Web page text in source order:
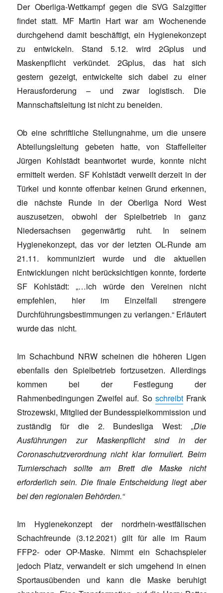
Der Oberliga-Wettkampf gegen die SVG Salzgitter
findet statt. MF Martin Hart war am Wochenende
durchgehend damit beschäftigt, ein Hygienekonzept
zu entwickeln. Stand 5.12. wird 2Gplus und
Maskenpflicht verkündet. 2Gplus, das hat sich
gestern gezeigt, entwickelte sich dabei zu einer
Herausforderung – und zwar logistisch. Die
Mannschaftsleitung ist nicht zu beneiden.
Ob eine schriftliche Stellungnahme, um die unsere
Abteilungsleitung gebeten hatte, von Staffelleiter
Jürgen Kohlstädt beantwortet wurde, konnte nicht
ermittelt werden. SF Kohlstädt verweilt derzeit in der
Türkei und konnte offenbar keinen Grund erkennen,
die nächste Runde in der Oberliga Nord West
auszusetzen, obwohl der Spielbetrieb in ganz
Niedersachsen gegenwärtig ruht. In seinem
Hygienekonzept, das vor der letzten OL-Runde am
21.11. kommuniziert wurde und die aktuellen
Entwicklungen nicht berücksichtigen konnte, forderte
SF Kohlstädt: „…ich würde den Vereinen nicht
empfehlen, hier im Einzelfall strengere
Durchführungsbestimmungen zu verlangen.“ Erläutert
wurde das nicht.
Im Schachbund NRW scheinen die höheren Ligen
ebenfalls den Spielbetrieb fortzusetzen. Allerdings
kommen bei der Festlegung der
Rahmenbedingungen Zweifel auf. So schreibtFrank
Strozewski, Mitglied der Bundesspielkommission und
zuständig für die 2. Bundesliga West: „Die
Ausführungen zur Maskenpflicht sind in der
Coronaschutzverordnung nicht klar formuliert. Beim
Turnierschach sollte am Brett die Maske nicht
erforderlich sein. Die finale Entscheidung liegt aber
bei den regionalen Behörden.“
Im Hygienekonzept der nordrhein-westfälischen
Schachfreunde (3.12.2021) gilt für alle im Raum
FFP2- oder OP-Maske. Nimmt ein Schachspieler
jedoch Platz, verwandelt er sich umgehend in einen
Sportausübenden und kann die Maske beruhigt